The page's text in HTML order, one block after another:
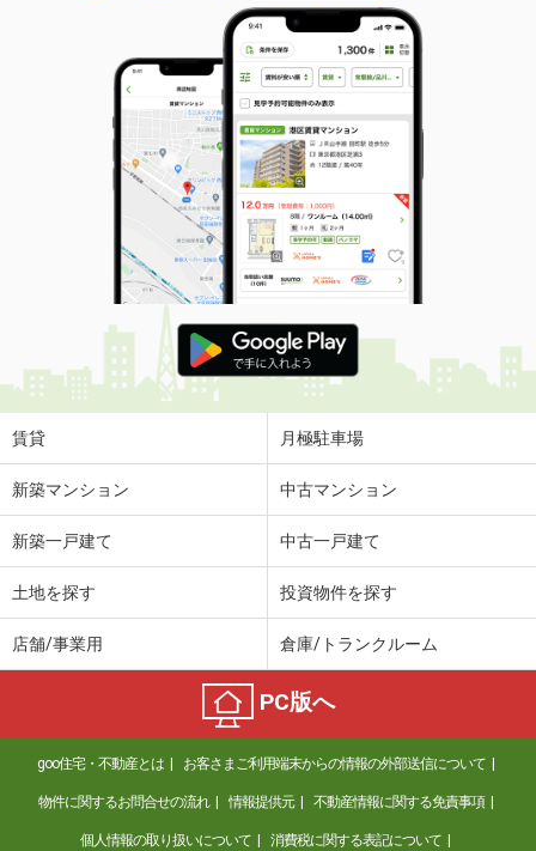
群馬県高崎市和田町
32.85m²
間取り
1DK
群馬県高崎市新保町
価 格
5万円
住 所
群馬県高崎市新保町
専有面積 35.72m²
間取り
ワンルーム
群馬県伊勢崎市境下渕名
価 格
5.10万円
住 所
群馬県伊勢崎市境下渕名
専有面積
群馬県高崎市剣崎町
5.25万円
群馬県高崎市上中居町
4.90万円
住 所
群馬県高崎市上中居町
専有面積 53.46m²
間取り
3DK
群馬県伊勢崎市連取本町
賃貸 月極駐車場
新築マンション 中古マンション
新築一戸建て 中古一戸建て
土地を探す 投資物件を探す
店舗/事業用 倉庫/トランクルーム
PC版へ
goo住宅・不動産とは お客さまご利用端末からの情報の外部送信について
物件に関するお問合せの流れ 情報提供元 不動産情報に関する免責事項
個人情報の取り扱いについて 消費税に関する表記について